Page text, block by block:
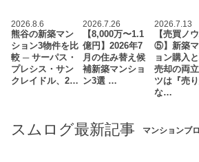
2026.8.6
熊谷の新築マン
ション3物件を比
較 ─ サーパス・
プレシス・サン
クレイドル、2…
2026.7.26
【8,000万〜1.1
億円】2026年7
月の住み替え候
補新築マンショ
ン3選 …
2026.7.13
【売買ノ
⑤】新築
ョン購入
売却の両
ツは『売
な…
スムログ最新記事 マンションブ